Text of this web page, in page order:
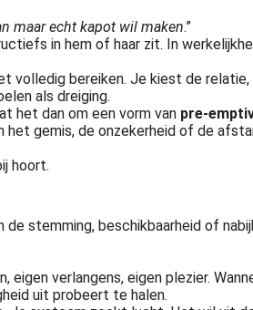
maar echt kapot wil maken.”
in hem of haar zit. In
volledig bereiken. Je kiest de
als dreiging.
het dan om een vorm van pre-
gemis, de onzekerheid of de
hoort.
stemming, beschikbaarheid of
verlangens, eigen plezier.
uit probeert te halen.